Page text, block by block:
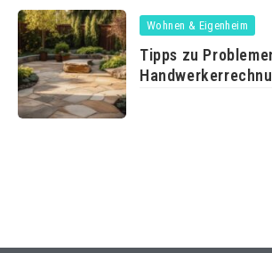
Wohnen & Eigenheim
Tipps zu